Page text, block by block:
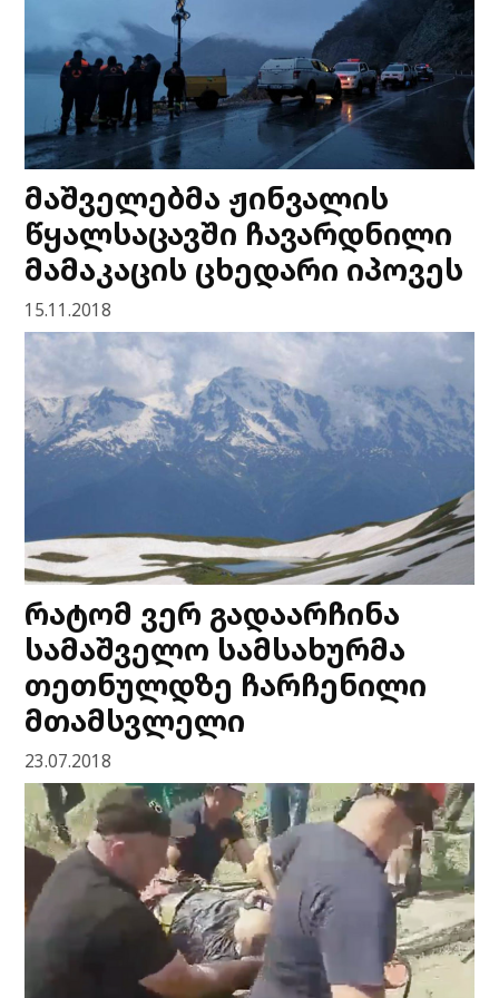
მაშველებმა ჟინვალის
წყალსაცავში ჩავარდნილი
მამაკაცის ცხედარი იპოვეს
15.11.2018
რატომ ვერ გადაარჩინა
სამაშველო სამსახურმა
თეთნულდზე ჩარჩენილი
მთამსვლელი
23.07.2018